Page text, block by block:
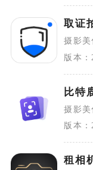
取证
摄影美
版本
比特
摄影美
版本
租相